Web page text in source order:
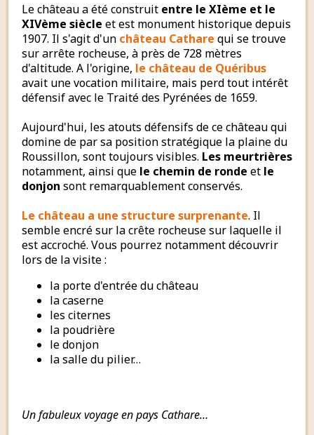
Le château a été construit entre le XIème et le
XIVème siècle et est monument historique depuis
1907. Il s'agit d'un château Cathare qui se trouve
sur arrête rocheuse, à près de 728 mètres
d'altitude. A l'origine, le château de Quéribus
avait une vocation militaire, mais perd tout intérêt
défensif avec le Traité des Pyrénées de 1659.
Aujourd'hui, les atouts défensifs de ce château qui
domine de par sa position stratégique la plaine du
Roussillon, sont toujours visibles. Les meurtrières
notamment, ainsi que le chemin de ronde et le
donjon sont remarquablement conservés.
Le château a une structure surprenante. Il
semble encré sur la crête rocheuse sur laquelle il
est accroché. Vous pourrez notamment découvrir
lors de la visite :
la porte d'entrée du château
la caserne
les citernes
la poudrière
le donjon
la salle du pilier…
Un fabuleux voyage en pays Cathare…